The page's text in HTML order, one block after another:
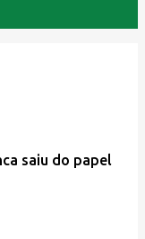
saiu do papel